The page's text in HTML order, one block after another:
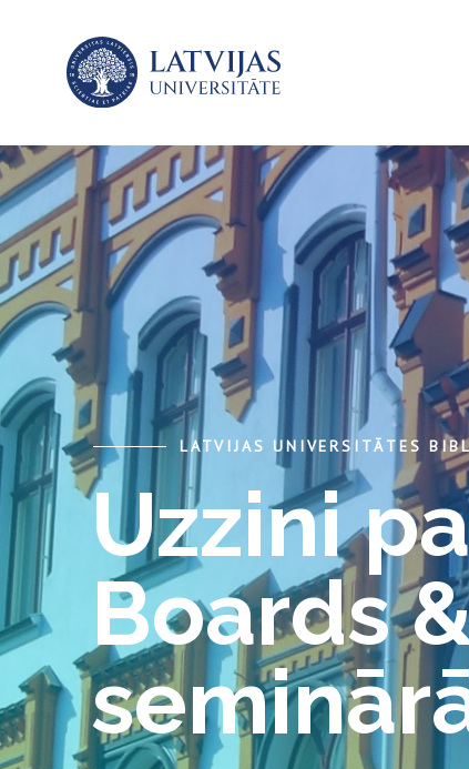
LATVIJAS UNIVERSITĀTES
Uzzini
Boards